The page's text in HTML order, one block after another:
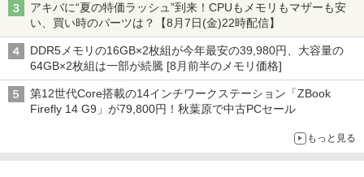
アキバに“夏の特価ラッシュ”到来！CPUもメモリもマザーも安
い、買い時のパーツは？【8月7日(金)22時配信】
DDR5メモリの16GB×2枚組が今年最安の39,980円、大容量の
64GB×2枚組は一部が続騰 [8月前半のメモリ価格]
第12世代Core搭載の14インチワークステーション「ZBook
Firefly 14 G9」が79,800円！秋葉原で中古PCセール
もっと見る